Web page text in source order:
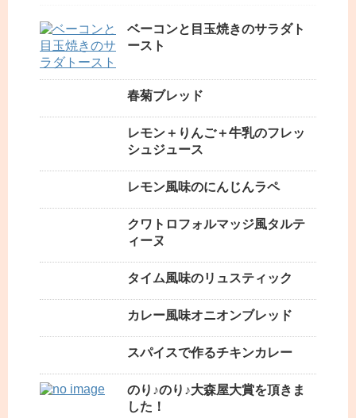
ベーコンと目玉焼きのサラダト
ースト
春菊ブレッド
レモン＋りんご＋牛乳のフレッ
シュジュース
レモン風味のにんじんラペ
クワトロフォルマッジ風タルテ
ィーヌ
タイム風味のリュスティック
カレー風味オニオンブレッド
スパイスで作るチキンカレー
のり♪のり♪大森屋大賞を頂きま
した！